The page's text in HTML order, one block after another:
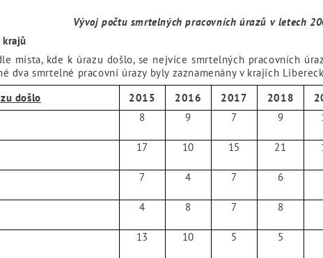
Vývoj počtu smrtelných pracovních úrazů v letech
místa, kde k úrazu došlo, se nejvíce smrtelných pracovních
dva smrtelné pracovní úrazy byly zaznamenány v krajích
došlo
2015 2016 2017 2018
8 9 7 9
17 10 15 21
7 4 7 6
4 8 7 8
13 10 5 5